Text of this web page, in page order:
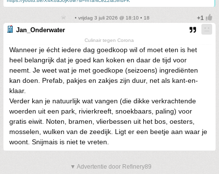
• vrijdag 3 juli 2026 @ 18:10 • 18
Jan_Onderwater
Culinair tegen Corona
Wanneer je écht iedere dag goedkoop wil of moet eten is het
heel belangrijk dat je goed kan koken en daar de tijd voor
neemt. Je weet wat je met goedkope (seizoens) ingrediënten
kan doen. Prefab, pakjes en zakjes zijn duur, net als kant-en-
klaar.
Verder kan je natuurlijk wat vangen (die dikke verkrachtende
woerden uit een park, rivierkreeft, snoekbaars, paling) voor
gratis eiwit. Noten, bramen, vlierbessen uit het bos, oesters,
mosselen, wulken van de zeedijk. Ligt er een beetje aan waar je
woont. Snijmais is niet te vreten.
▼ Advertentie door Refinery89